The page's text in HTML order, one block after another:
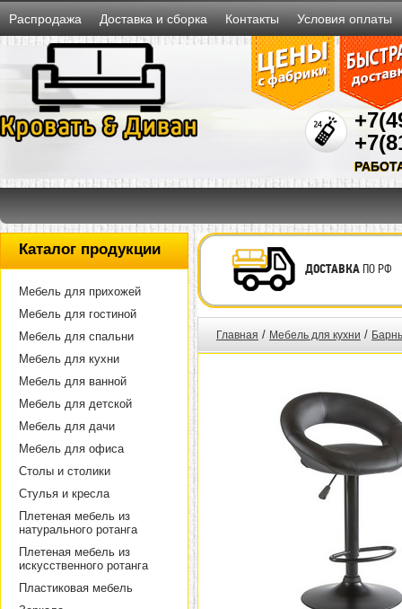
Распродажа Доставка и сборка Контакты Условия оплаты
Каталог продукции
Мебель для прихожей
Мебель для гостиной
Мебель для спальни
Мебель для кухни
Мебель для ванной
Мебель для детской
Мебель для дачи
Мебель для офиса
Столы и столики
Стулья и кресла
Плетеная мебель из
натурального ротанга
Плетеная мебель из
искусственного ротанга
Пластиковая мебель
ДОСТАВКАПО РФ
Главная / Мебель для кухни /